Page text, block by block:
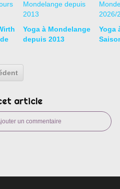
Yoga à Mondelange
depuis 2013
Yoga
article
un commentaire